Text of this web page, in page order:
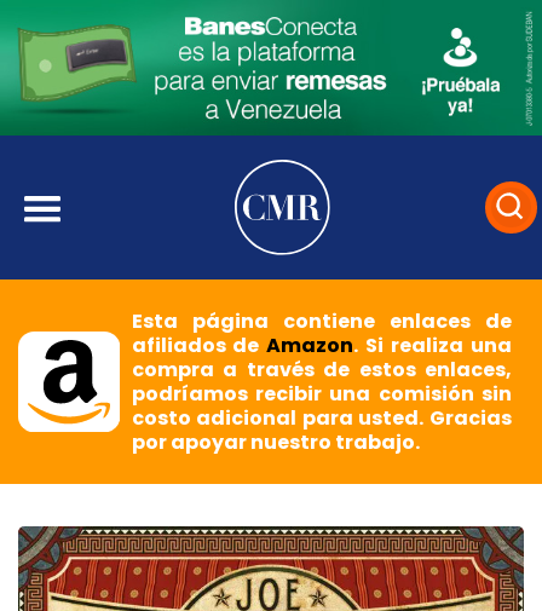
Esta página contiene enlaces de
afiliados deAmazon. Si realiza una
compra a través de estos enlaces,
podríamos recibir una comisión sin
costo adicional para usted. Gracias
por apoyar nuestro trabajo.